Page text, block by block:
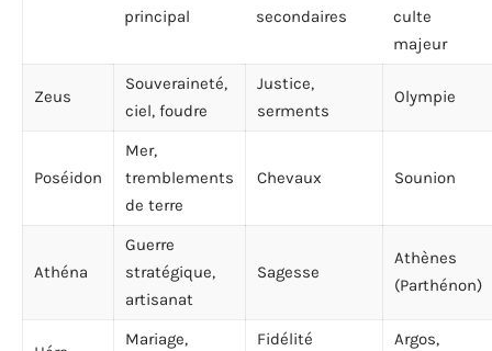
principal
secondaires
culte
majeur
Zeus
Souveraineté,
ciel, foudre
Justice,
serments
Olympie
Poséidon
Mer,
tremblements
de terre
Chevaux Sounion
Athéna
Guerre
stratégique,
artisanat
Sagesse
Athènes
(Parthénon)
Mariage,
Fidélité
Argos,